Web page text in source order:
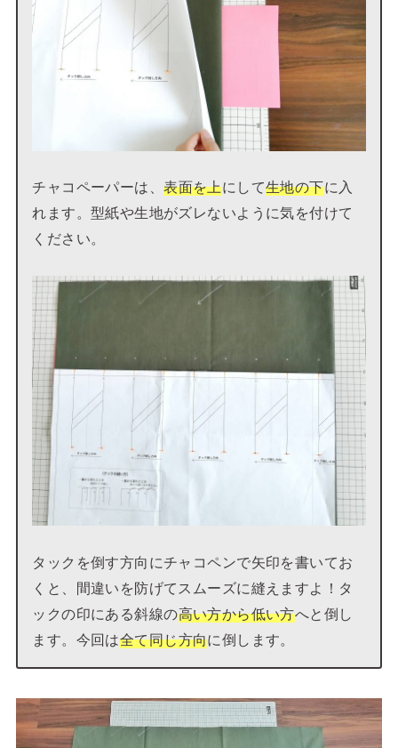
チャコペーパーは、表面を上にして生地の下に入
れます。型紙や生地がズレないように気を付けて
ください。
タックを倒す方向にチャコペンで矢印を書いてお
くと、間違いを防げてスムーズに縫えますよ！タ
ックの印にある斜線の高い方から低い方へと倒し
ます。今回は全て同じ方向に倒します。